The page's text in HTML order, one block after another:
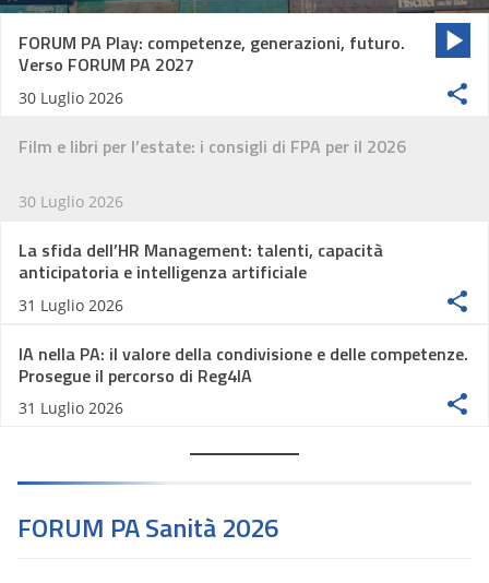
FORUM PA Play: competenze, generazioni, futuro.
Verso FORUM PA 2027
30 Luglio 2026
Film e libri per l’estate: i consigli di FPA per il 2026
30 Luglio 2026
La sfida dell’HR Management: talenti, capacità
anticipatoria e intelligenza artificiale
31 Luglio 2026
IA nella PA: il valore della condivisione e delle competenze.
Prosegue il percorso di Reg4IA
31 Luglio 2026
FORUM PA Sanità 2026